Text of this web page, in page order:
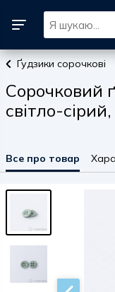
Ґудзики сорочкові
Сорочковий
світло-
Все про товар